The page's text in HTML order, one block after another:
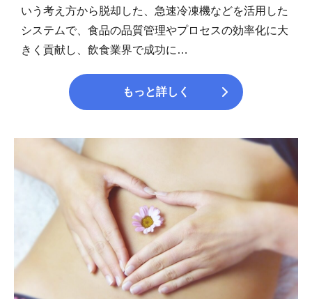
いう考え方から脱却した、急速冷凍機などを活用した
システムで、食品の品質管理やプロセスの効率化に大
きく貢献し、飲食業界で成功に…
もっと詳しく